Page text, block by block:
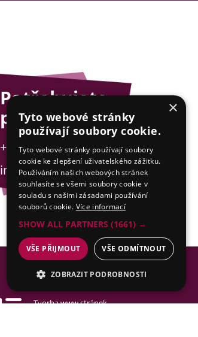
Potřebujete
poradit?
+420 775 201 001
info@esejfy.net
Tvorba www stránek
×
Tyto webové stránky
používají soubory cookie.
Tyto webové stránky používají soubory
cookie ke zlepšení uživatelského zážitku.
Používáním našich webových stránek
souhlasíte se všemi soubory cookie v
souladu s našimi zásadami používání
souborů cookie. Více informací
SHOW ALL PARTNERS (1661) →
VŠE PŘIJMOUT VŠE ODMÍTNOUT
ZOBRAZIT PODROBNOSTI